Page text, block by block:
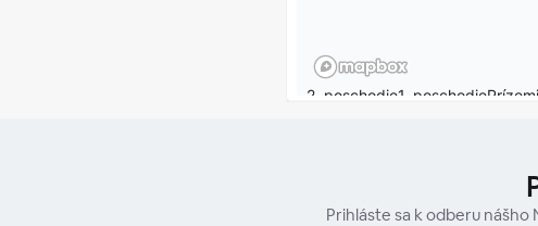
Prihláste sa k odberu